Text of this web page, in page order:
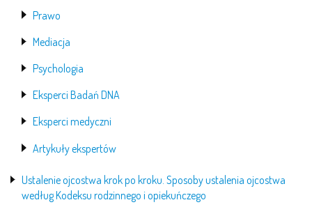
Prawo
Mediacja
Psychologia
Eksperci Badań DNA
Eksperci medyczni
Artykuły ekspertów
Ustalenie ojcostwa krok po kroku. Sposoby ustalenia ojcostwa
według Kodeksu rodzinnego i opiekuńczego